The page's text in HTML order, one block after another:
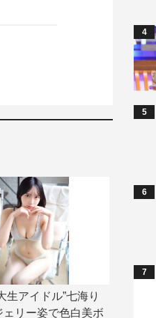
生アイドル”七海り
ェリー姿で色白美ボ
4
5
6
7